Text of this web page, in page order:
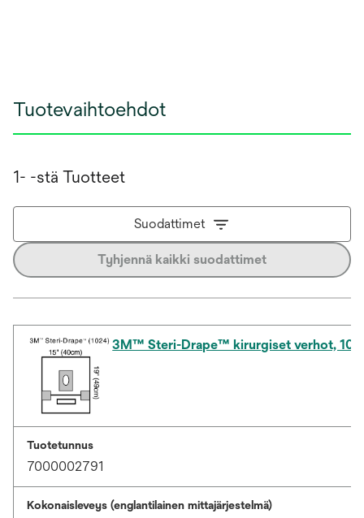
Tuotevaihtoehdot
1- -stä Tuotteet
Suodattimet
Tyhjennä kaikki suodattimet
3M™ Steri-Drape™ kirurgiset verhot,
Tuotetunnus
7000002791
Kokonaisleveys (englantilainen mittajärjestelmä)